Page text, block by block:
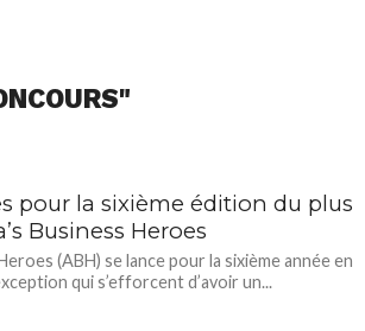
pour la sixième édition du plus
Business Heroes
(ABH) se lance pour la sixième année en
qui s’efforcent d’avoir un...